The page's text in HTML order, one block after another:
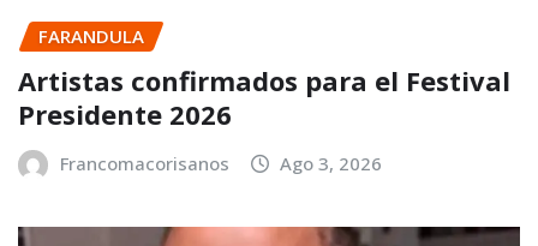
FARANDULA
Artistas confirmados para el Festival
Presidente 2026
Francomacorisanos Ago 3, 2026